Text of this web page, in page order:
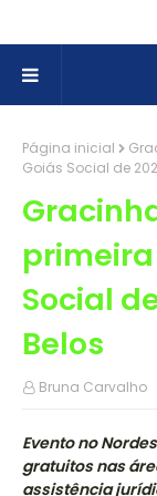
Página inicial
Goiás Social de
Social
Belos
Bruna Carvalho
Evento no
gratuitos nas
assistência